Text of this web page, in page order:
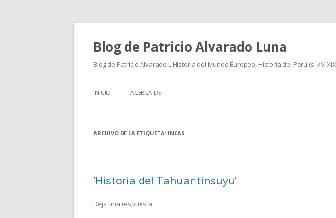
Blog de Patricio Alvarado Luna
Blog de Patricio Alvarado L.Historia del Mundo Europeo, Historia del Perú (s. XV-
INICIO ACERCA DE
ARCHIVO DE LA ETIQUETA: INCAS
‘Historia del Tahuantinsuyu’
Deja una respuesta